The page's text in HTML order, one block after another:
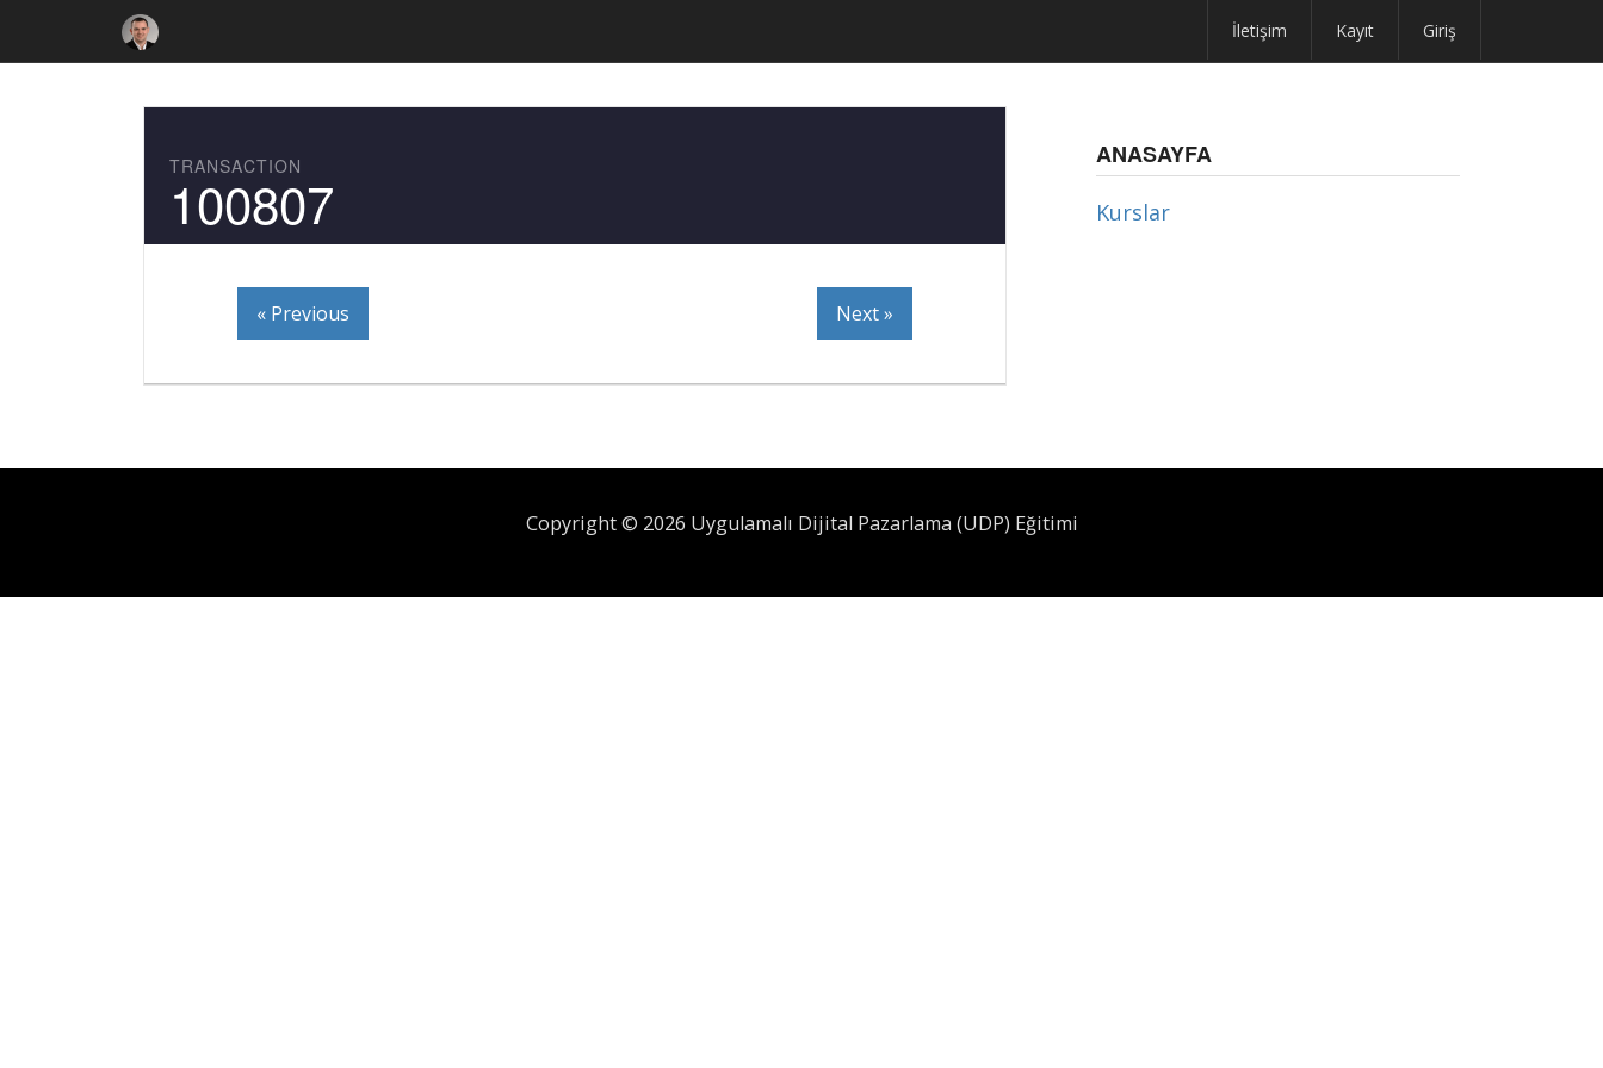
İletişim Kayıt Giriş
TRANSACTION
100807
« Previous Next »
ANASAYFA
Kurslar
Copyright © 2026 Uygulamalı Dijital Pazarlama (UDP) Eğitimi